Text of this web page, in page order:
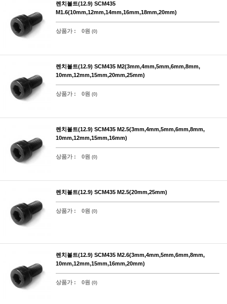
렌치볼트(12.9) SCM435
M1.6(10mm,12mm,14mm,16mm,18mm,20mm)
상품가 : 0원 (0)
렌치볼트(12.9) SCM435 M2(3mm,4mm,5mm,6mm,8mm,
10mm,12mm,15mm,20mm,25mm)
상품가 : 0원 (0)
렌치볼트(12.9) SCM435 M2.5(3mm,4mm,5mm,6mm,8mm,
10mm,12mm,15mm,16mm)
상품가 : 0원 (0)
렌치볼트(12.9) SCM435 M2.5(20mm,25mm)
상품가 : 0원 (0)
렌치볼트(12.9) SCM435 M2.6(3mm,4mm,5mm,6mm,8mm,
10mm,12mm,15mm,16mm,20mm)
상품가 : 0원 (0)